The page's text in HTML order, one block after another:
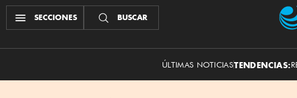
SECCIONES BUSCAR
ÚLTIMAS NOTICIASTENDENCIAS: